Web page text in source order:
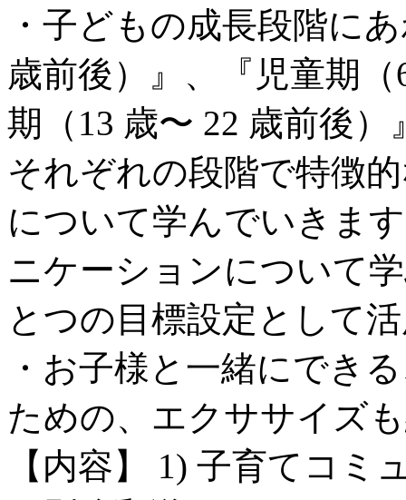
・子どもの成長段階に
歳前後）』、『児童期
期（13 歳〜 22 歳前後
それぞれの段階で特徴
について学んでいきま
ニケーションについて
とつの目標設定として
・お子様と一緒にでき
ための、エクササイズ
【内容】 1) 子育てコ